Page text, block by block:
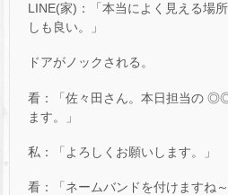
LINE(家)：「本当によく見える場
しも良い。」
ドアがノックされる。
看：「佐々田さん。本日担当の
ます。」
私：「よろしくお願いします。」
看：「ネームバンドを付けますね～